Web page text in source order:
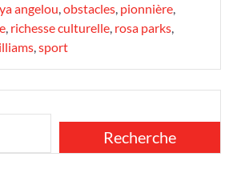
angelou,obstacles, pionnière,
, richesse culturelle, rosa parks,
,sport
Recherche